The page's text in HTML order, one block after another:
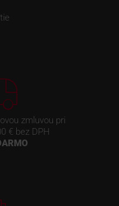
zmluvou pri
€ bez DPH